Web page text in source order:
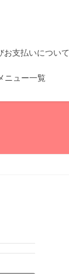
お支払いについて
ニュー一覧